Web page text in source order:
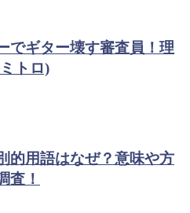
でギター壊す審査員！理
トロ)
的用語はなぜ？意味や方
査！